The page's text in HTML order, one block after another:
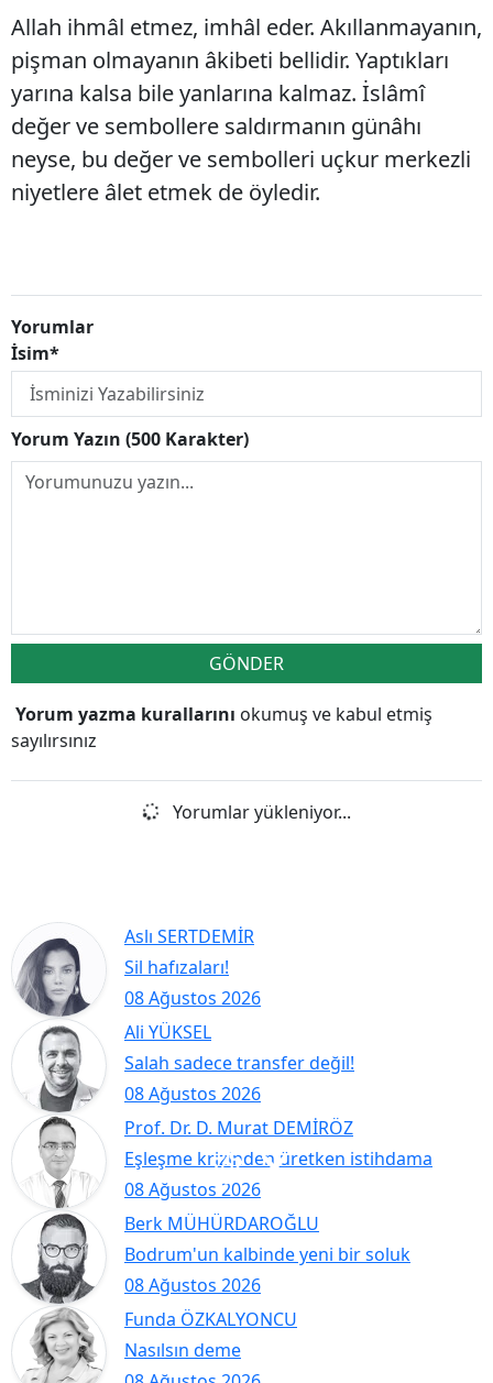
Allah ihmâl etmez, imhâl eder. Akıllanmayanın,
pişman olmayanın âkibeti bellidir. Yaptıkları
yarına kalsa bile yanlarına kalmaz. İslâmî
değer ve sembollere saldırmanın günâhı
neyse, bu değer ve sembolleri uçkur merkezli
niyetlere âlet etmek de öyledir.
Yorumlar
İsim*
Yorum Yazın (500 Karakter)
GÖNDER
Yorum yazma kurallarını okumuş ve kabul etmiş
sayılırsınız
Yorumlar yükleniyor...
Aslı SERTDEMİR
08 Ağustos 2026
Sil hafızaları!
Ali YÜKSEL
08 Ağustos 2026
Salah sadece transfer değil!
Prof. Dr. D. Murat DEMİRÖZ
08 Ağustos 2026
Eşleşme krizinden üretken istihdama
Berk MÜHÜRDAROĞLU
08 Ağustos 2026
Bodrum'un kalbinde yeni bir soluk
Funda ÖZKALYONCU
Nasılsın deme